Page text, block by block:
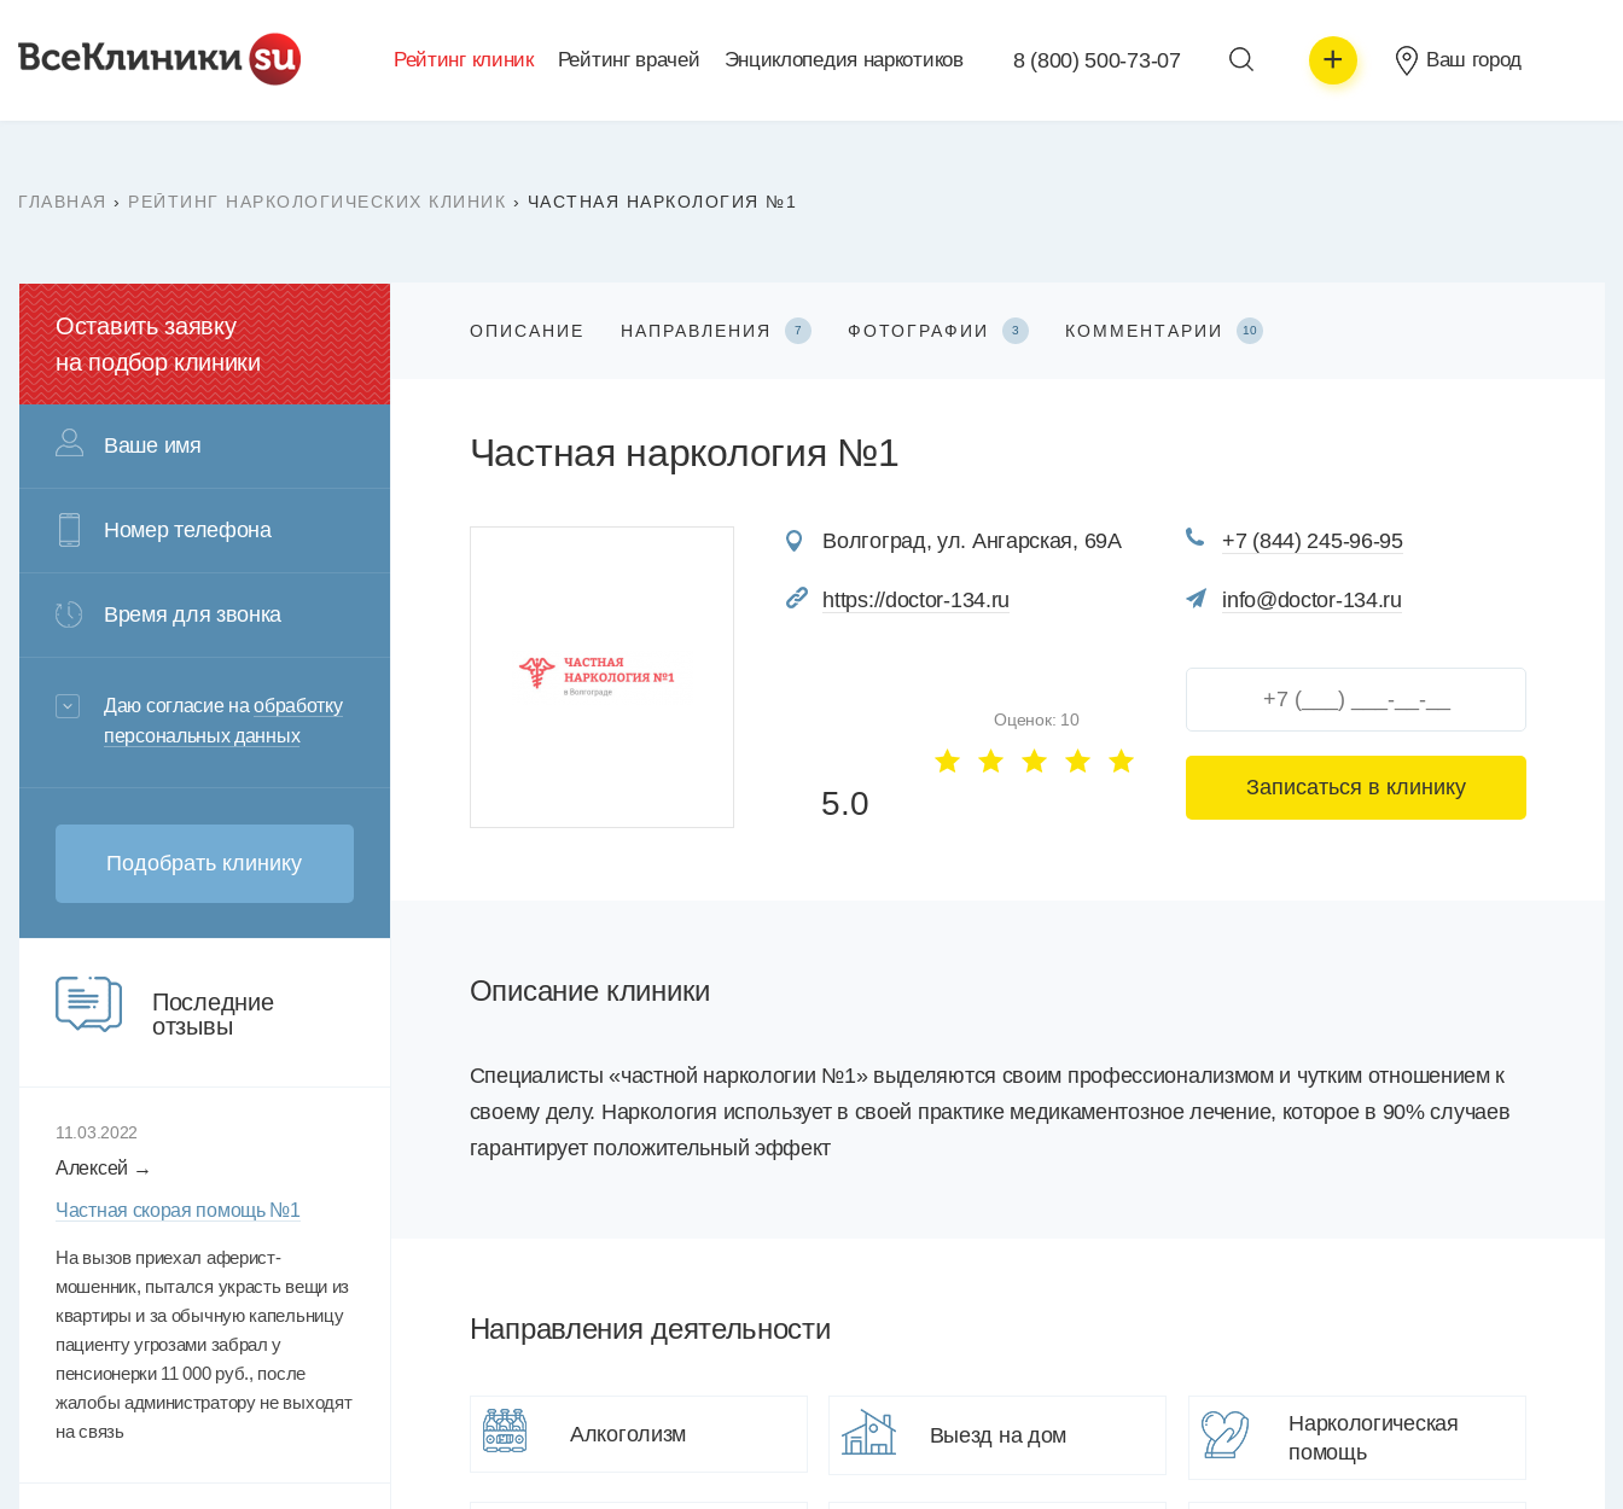
Рейтинг клиник Рейтинг врачей Энциклопедия наркотиков 8 (800) 500-73-07 + Ваш город
ГЛАВНАЯ › РЕЙТИНГ НАРКОЛОГИЧЕСКИХ КЛИНИК › ЧАСТНАЯ НАРКОЛОГИЯ №1
ОПИСАНИЕ НАПРАВЛЕНИЯ 7 ФОТОГРАФИИ 3 КОММЕНТАРИИ 10
Частная наркология №1
Волгоград, ул. Ангарская, 69А +7 (844) 245-96-95
https://doctor-134.ru info@doctor-134.ru
5.0
Оценок: 10
3+6=
Описание клиники
Специалисты «частной наркологии №1» выделяются своим профессионализмом и чутким отношением к
своему делу. Наркология использует в своей практике медикаментозное лечение, которое в 90% случаев
гарантирует положительный эффект
Направления деятельности
Алкоголизм Выезд на дом
Наркологическая
помощь
Оставить заявку
на подбор клиники
Ваше имя
Номер телефона
Время для звонка
3+6=
Даю согласие наобработку
персональных данных
Последние
отзывы
11.03.2022
Алексей →
Частная скорая помощь №1
На вызов приехал аферист-
мошенник, пытался украсть вещи из
квартиры и за обычную капельницу
пациенту угрозами забрал у
пенсионерки 11 000 руб., после
жалобы администратору не выходят
на связь